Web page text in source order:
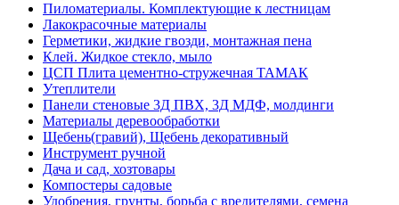
Пиломатериалы. Комплектующие к лестницам
Лакокрасочные материалы
Герметики, жидкие гвозди, монтажная пена
Клей. Жидкое стекло, мыло
ЦСП Плита цементно-стружечная ТАМАК
Утеплители
Панели стеновые 3Д ПВХ, 3Д МДФ, молдинги
Материалы деревообработки
Щебень(гравий), Щебень декоративный
Инструмент ручной
Дача и сад, хозтовары
Компостеры садовые
Удобрения, грунты, борьба с вредителями, семена